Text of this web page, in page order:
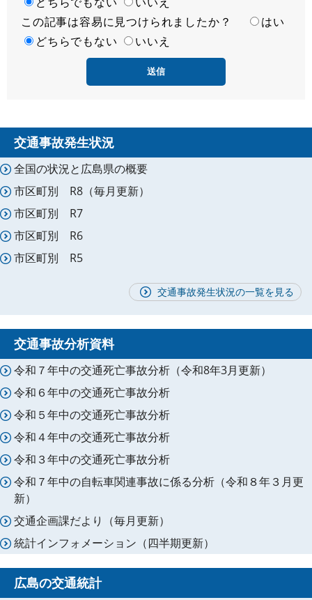
度
容
易
この記事は容易に見つけられましたか？
はい
どちらでもない
いいえ
交通事故発生状況
全国の状況と広島県の概要
市区町別 R8（毎月更新）
市区町別 R7
市区町別 R6
市区町別 R5
交通事故発生状況の一覧を見る
交通事故分析資料
令和７年中の交通死亡事故分析（令和8年3月更新）
令和６年中の交通死亡事故分析
令和５年中の交通死亡事故分析
令和４年中の交通死亡事故分析
令和３年中の交通死亡事故分析
令和７年中の自転車関連事故に係る分析（令和８年３月更
新）
交通企画課だより（毎月更新）
統計インフォメーション（四半期更新）
広島の交通統計